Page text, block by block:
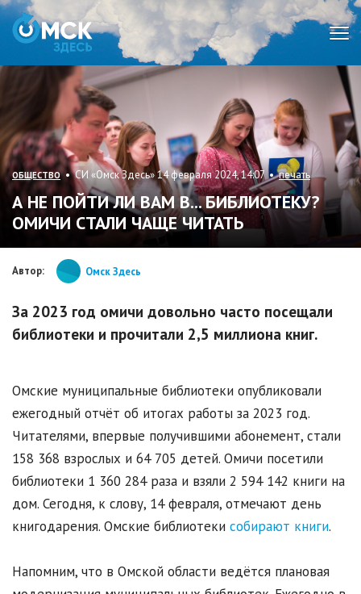
ОБЩЕСТВО• СИ «Омск Здесь» 14 февраля 2024, 14:07 •печать
А НЕ ПОЙТИ ЛИ ВАМ В... БИБЛИОТЕКУ?
ОМИЧИ СТАЛИ ЧАЩЕ ЧИТАТЬ
Автор: Омск Здесь
За 2023 год омичи довольно часто посещали
библиотеки и прочитали 2,5 миллиона книг.
Омские муниципальные библиотеки опубликовали
ежегодный отчёт об итогах работы за 2023 год.
Читателями, впервые получившими абонемент, стали
158 368 взрослых и 64 705 детей. Омичи посетили
библиотеки 1 360 284 раза и взяли 2 594 142 книги на
дом. Сегодня, к слову, 14 февраля, отмечают день
книгодарения. Омские библиотеки собирают книги.
Напомним, что в Омской области ведётся плановая